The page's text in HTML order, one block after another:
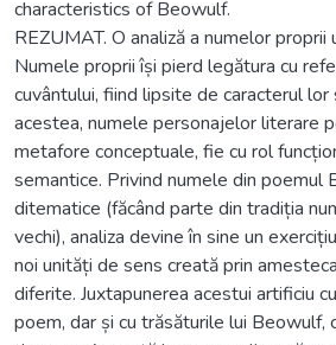
characteristics of Beowulf.
REZUMAT. O analiză a numelor
Numele proprii își pierd legătura cu
cuvântului, fiind lipsite de caracterul
acestea, numele personajelor literare
metafore conceptuale, fie cu rol
semantice. Privind numele din poemul
ditematice (făcând parte din tradiția
vechi), analiza devine în sine un
noi unități de sens creată prin
diferite. Juxtapunerea acestui artificiu
poem, dar și cu trăsăturile lui Beowulf,